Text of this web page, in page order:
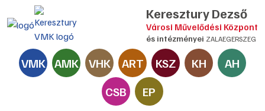
Keresztury Dezső
Városi Művelődési Központ
és intézményei ZALAEGERSZEG
VMK AMK VHK ART KSZ KH
AH
CSB
EP